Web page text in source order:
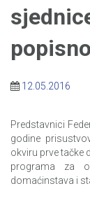
12.05.2016
Predstavnici
godine
okviru prve tačke
programa za
domaćinstava i